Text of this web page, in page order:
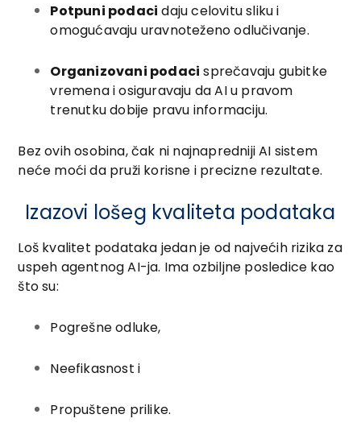
Potpuni podaci daju celovitu sliku i
omogućavaju uravnoteženo odlučivanje.
Organizovani podaci sprečavaju gubitke
vremena i osiguravaju da AI u pravom
trenutku dobije pravu informaciju.
Bez ovih osobina, čak ni najnapredniji AI sistem
neće moći da pruži korisne i precizne rezultate.
Izazovi lošeg kvaliteta podataka
Loš kvalitet podataka jedan je od najvećih rizika za
uspeh agentnog AI-ja. Ima ozbiljne posledice kao
što su:
Pogrešne odluke,
Neefikasnost i
Propuštene prilike.